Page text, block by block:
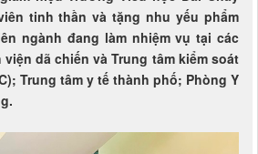
tinh thần và tặng nhu yếu phẩm
ngành đang làm nhiệm vụ tại các
dã chiến và Trung tâm kiểm soát
Trung tâm y tế thành phố; Phòng Y